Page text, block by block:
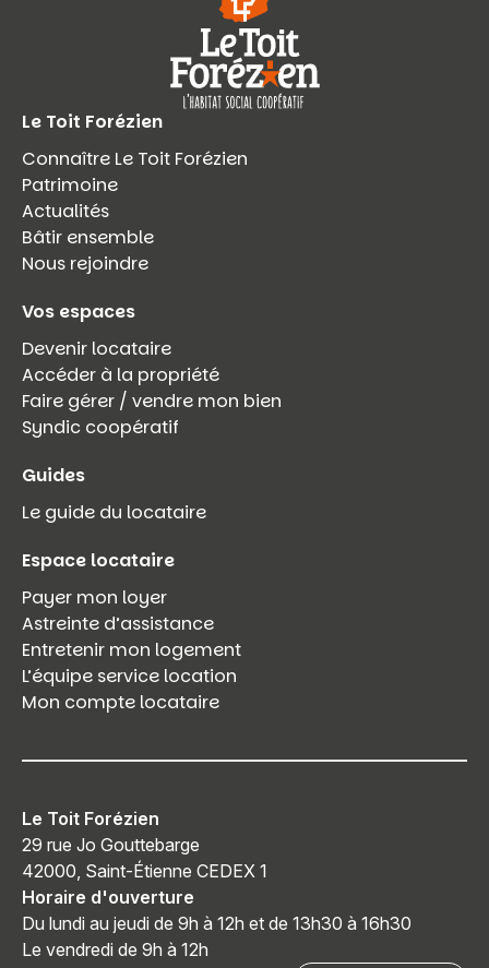
Le Toit Forézien
Connaître Le Toit Forézien
Patrimoine
Actualités
Bâtir ensemble
Nous rejoindre
Vos espaces
Devenir locataire
Accéder à la propriété
Faire gérer / vendre mon bien
Syndic coopératif
Guides
Le guide du locataire
Espace locataire
Payer mon loyer
Astreinte d’assistance
Entretenir mon logement
L’équipe service location
Mon compte locataire
Le Toit Forézien
29 rue Jo Gouttebarge
42000, Saint-Étienne CEDEX 1
Horaire d'ouverture
Du lundi au jeudi de 9h à 12h et de 13h30 à 16h30
Le vendredi de 9h à 12h